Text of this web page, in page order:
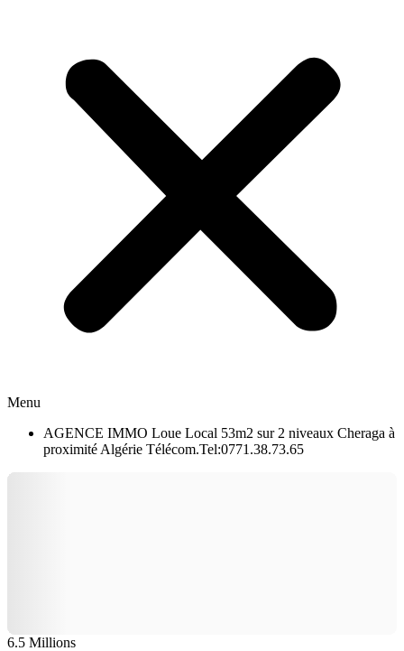
Menu
AGENCE IMMO Loue Local 53m2 sur 2 niveaux Cheraga à
proximité Algérie Télécom.Tel:0771.38.73.65
6.5 Millions